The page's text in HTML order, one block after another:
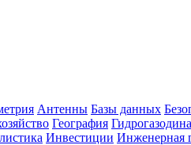
Антенны Базы данных
География
Инвестиции Инженерная